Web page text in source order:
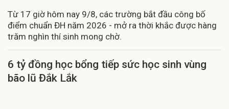
Từ 17 giờ hôm nay 9/8, các trường bắt đầu công bố
điểm chuẩn ĐH năm 2026 - mở ra thời khắc được hàng
trăm nghìn thí sinh mong chờ.
6 tỷ đồng học bổng tiếp sức học sinh vùng
bão lũ Đắk Lắk